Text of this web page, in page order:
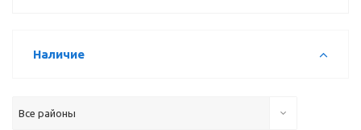
Наличие
Все районы